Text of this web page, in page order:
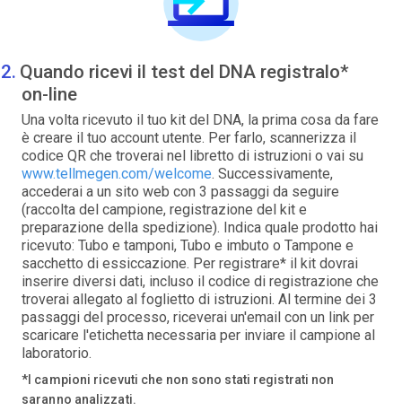
Quando ricevi il test del DNA registralo*
on-line
Una volta ricevuto il tuo kit del DNA, la prima cosa da fare
è creare il tuo account utente. Per farlo, scannerizza il
codice QR che troverai nel libretto di istruzioni o vai su
www.tellmegen.com/welcome. Successivamente,
accederai a un sito web con 3 passaggi da seguire
(raccolta del campione, registrazione del kit e
preparazione della spedizione). Indica quale prodotto hai
ricevuto: Tubo e tamponi, Tubo e imbuto o Tampone e
sacchetto di essiccazione. Per registrare* il kit dovrai
inserire diversi dati, incluso il codice di registrazione che
troverai allegato al foglietto di istruzioni. Al termine dei 3
passaggi del processo, riceverai un'email con un link per
scaricare l'etichetta necessaria per inviare il campione al
laboratorio.
*I campioni ricevuti che non sono stati registrati non
saranno analizzati.